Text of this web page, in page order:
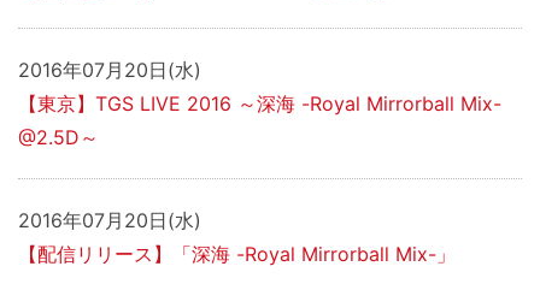
2016年07月20日(水)
【東京】TGS LIVE 2016 ～深海 -Royal Mirrorball Mix-
@2.5D～
2016年07月20日(水)
【配信リリース】「深海 -Royal Mirrorball Mix-」